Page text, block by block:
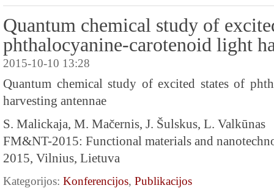
Quantum chemical study of
phthalocyanine-carotenoid light
2015-10-10 13:28
Quantum chemical study of excited states of
harvesting antennae
S. Malickaja, M. Mačernis, J. Šulskus, L. Valkūnas
FM&NT-2015: Functional materials and
2015, Vilnius, Lietuva
Kategorijos: Konferencijos, Publikacijos